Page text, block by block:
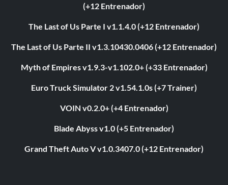
(+12 Entrenador)
The Last of Us Parte I v1.1.4.0 (+12 Entrenador)
The Last of Us Parte II v1.3.10430.0406 (+12 Entrenador)
Myth of Empires v1.9.3-v1.102.0+ (+33 Entrenador)
Euro Truck Simulator 2 v1.54.1.0s (+7 Trainer)
VOIN v0.2.0+ (+4 Entrenador)
Blade Abyss v1.0 (+5 Entrenador)
Grand Theft Auto V v1.0.3407.0 (+12 Entrenador)